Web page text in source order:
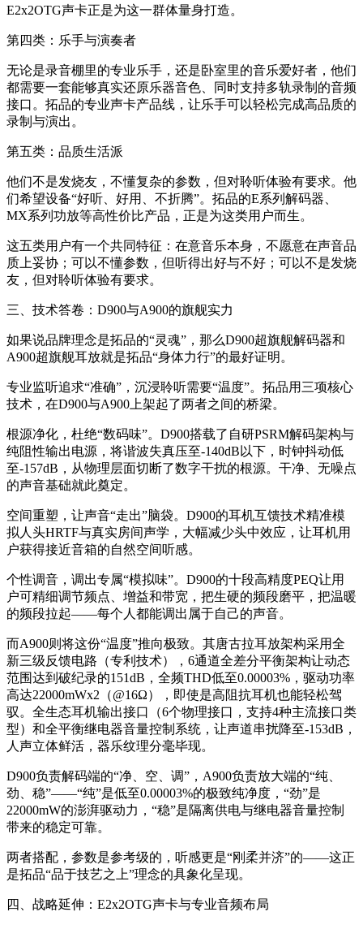
E2x2OTG声卡正是为这一群体量身打造。
第四类：乐手与演奏者
无论是录音棚里的专业乐手，还是卧室里的音乐爱好者，他们
都需要一套能够真实还原乐器音色、同时支持多轨录制的音频
接口。拓品的专业声卡产品线，让乐手可以轻松完成高品质的
录制与演出。
第五类：品质生活派
他们不是发烧友，不懂复杂的参数，但对聆听体验有要求。他
们希望设备“好听、好用、不折腾”。拓品的E系列解码器、
MX系列功放等高性价比产品，正是为这类用户而生。
这五类用户有一个共同特征：在意音乐本身，不愿意在声音品
质上妥协；可以不懂参数，但听得出好与不好；可以不是发烧
友，但对聆听体验有要求。
三、技术答卷：D900与A900的旗舰实力
如果说品牌理念是拓品的“灵魂”，那么D900超旗舰解码器和
A900超旗舰耳放就是拓品“身体力行”的最好证明。
专业监听追求“准确”，沉浸聆听需要“温度”。拓品用三项核心
技术，在D900与A900上架起了两者之间的桥梁。
根源净化，杜绝“数码味”。D900搭载了自研PSRM解码架构与
纯阻性输出电源，将谐波失真压至-140dB以下，时钟抖动低
至-157dB，从物理层面切断了数字干扰的根源。干净、无噪点
的声音基础就此奠定。
空间重塑，让声音“走出”脑袋。D900的耳机互馈技术精准模
拟人头HRTF与真实房间声学，大幅减少头中效应，让耳机用
户获得接近音箱的自然空间听感。
个性调音，调出专属“模拟味”。D900的十段高精度PEQ让用
户可精细调节频点、增益和带宽，把生硬的频段磨平，把温暖
的频段拉起——每个人都能调出属于自己的声音。
而A900则将这份“温度”推向极致。其唐古拉耳放架构采用全
新三级反馈电路（专利技术），6通道全差分平衡架构让动态
范围达到破纪录的151dB，全频THD低至0.00003%，驱动功率
高达22000mWx2（@16Ω），即使是高阻抗耳机也能轻松驾
驭。全生态耳机输出接口（6个物理接口，支持4种主流接口类
型）和全平衡继电器音量控制系统，让声道串扰降至-153dB，
人声立体鲜活，器乐纹理分毫毕现。
D900负责解码端的“净、空、调”，A900负责放大端的“纯、
劲、稳”——“纯”是低至0.00003%的极致纯净度，“劲”是
22000mW的澎湃驱动力，“稳”是隔离供电与继电器音量控制
带来的稳定可靠。
两者搭配，参数是参考级的，听感更是“刚柔并济”的——这正
是拓品“品于技艺之上”理念的具象化呈现。
四、战略延伸：E2x2OTG声卡与专业音频布局